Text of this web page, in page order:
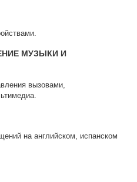
МУЗЫКИ И
вызовами,
на английском, испанском